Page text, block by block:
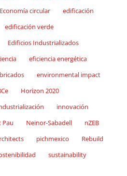
Economía circular
edificación
edificación verde
Edificios Industrializados
eficiencia energética
environmental impact
Horizon 2020
innovación
Pau Neinor-Sabadell
nZEB
pichmexico
Rebuild
sustainability